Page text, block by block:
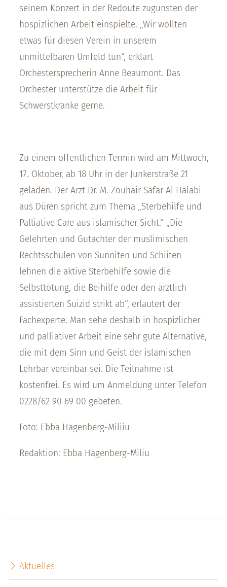
seinem Konzert in der Redoute zugunsten der
hospizlichen Arbeit einspielte. „Wir wollten
etwas für diesen Verein in unserem
unmittelbaren Umfeld tun“, erklärt
Orchestersprecherin Anne Beaumont. Das
Orchester unterstütze die Arbeit für
Schwerstkranke gerne.
Zu einem öffentlichen Termin wird am Mittwoch,
17. Oktober, ab 18 Uhr in der Junkerstraße 21
geladen. Der Arzt Dr. M. Zouhair Safar Al Halabi
aus Düren spricht zum Thema „Sterbehilfe und
Palliative Care aus islamischer Sicht.“ „Die
Gelehrten und Gutachter der muslimischen
Rechtsschulen von Sunniten und Schiiten
lehnen die aktive Sterbehilfe sowie die
Selbsttötung, die Beihilfe oder den ärztlich
assistierten Suizid strikt ab“, erläutert der
Fachexperte. Man sehe deshalb in hospizlicher
und palliativer Arbeit eine sehr gute Alternative,
die mit dem Sinn und Geist der islamischen
Lehrbar vereinbar sei. Die Teilnahme ist
kostenfrei. Es wird um Anmeldung unter Telefon
0228/62 90 69 00 gebeten.
Foto: Ebba Hagenberg-Miliiu
Redaktion: Ebba Hagenberg-Miliu
Aktuelles